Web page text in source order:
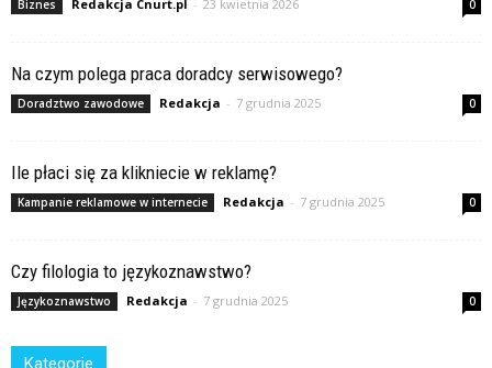
Biznes Redakcja Cnurt.pl - 23 kwietnia 2026 0
Na czym polega praca doradcy serwisowego?
Doradztwo zawodowe Redakcja - 7 grudnia 2025 0
Ile płaci się za klikniecie w reklamę?
Kampanie reklamowe w internecie Redakcja - 7 grudnia 2025 0
Czy filologia to językoznawstwo?
Językoznawstwo Redakcja - 7 grudnia 2025 0
Kategorie